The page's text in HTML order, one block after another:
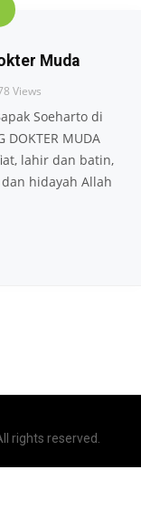
Muda
Views
Soeharto di
DOKTER MUDA
lahir dan batin,
hidayah Allah
rights reserved.